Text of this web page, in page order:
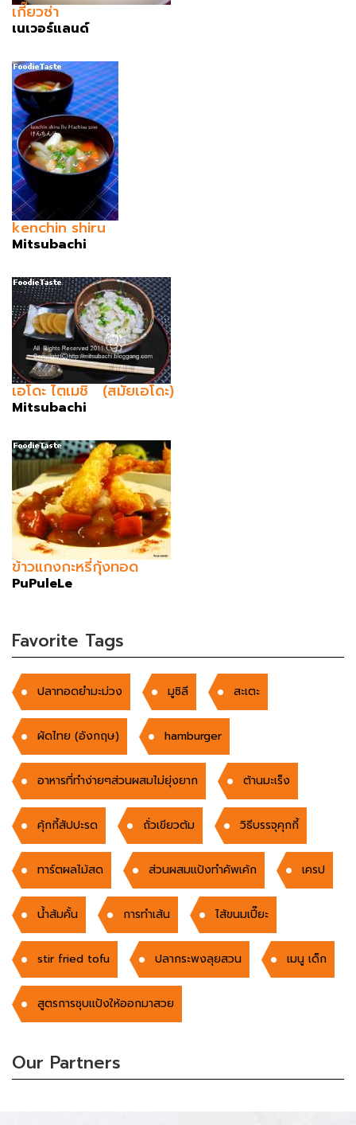
เกี๊ยวซ่า
เนเวอร์แลนด์
kenchin shiru
Mitsubachi
เอโดะ ไตเมชิ (สมัยเอโดะ)
Mitsubachi
ข้าวแกงกะหรี่กุ้งทอด
PuPuleLe
Favorite Tags
ปลาทอดยำมะม่วง มูซิลี สะเตะ
ผัดไทย (อังกฤษ) hamburger
อาหารที่ทำง่ายๆส่วนผสมไม่ยุ่งยาก ต้านมะเร็ง
คุ้กกี้สัปปะรด ถั่วเขียวต้ม วิธีบรรจุคุกกี้
ทาร์ตผลไม้สด ส่วนผสมแป้งทำคัพเค้ก เครป
น้ำส้มคั้น การทำเส้น ไส้ขนมเปี๊ยะ
stir fried tofu ปลากระพงลุยสวน เมนู เด็ก
สูตรการชุบเเป้งให้ออกมาสวย
Our Partners